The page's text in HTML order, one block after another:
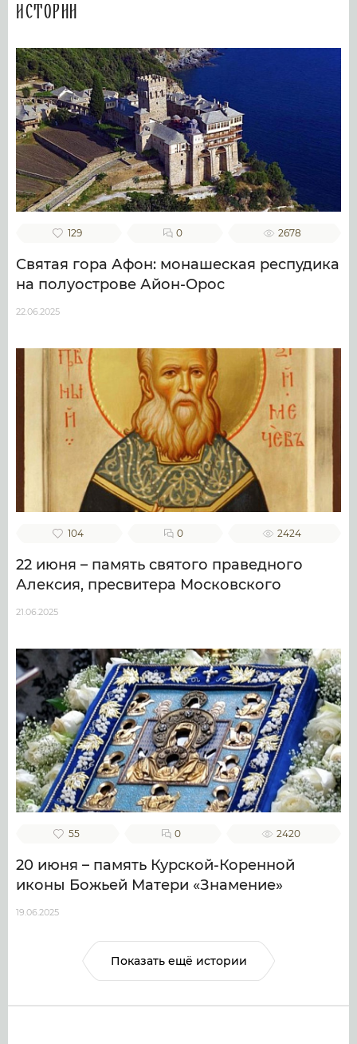
Истории
129 0 2678
Святая гора Афон: монашеская респудика
на полуострове Айон-Орос
22.06.2025
104 0 2424
22 июня – память святого праведного
Алексия, пресвитера Московского
21.06.2025
55 0 2420
20 июня – память Курской-Коренной
иконы Божьей Матери «Знамение»
19.06.2025
Показать ещё истории